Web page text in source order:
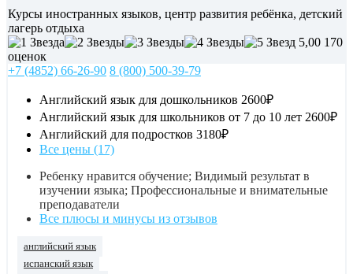
Курсы иностранных языков, центр развития ребёнка, детский
лагерь отдыха
5,00 170
оценок
+7 (4852) 66-26-90 8 (800) 500-39-79
Английский язык для дошкольников 2600₽
Английский язык для школьников от 7 до 10 лет 2600₽
Английский для подростков 3180₽
Все цены (17)
Ребенку нравится обучение; Видимый результат в
изучении языка; Профессиональные и внимательные
преподаватели
Все плюсы и минусы из отзывов
английский язык
испанский язык